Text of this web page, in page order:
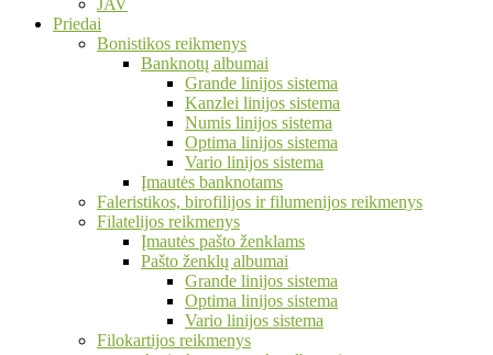
JAV
Priedai
Bonistikos reikmenys
Banknotų albumai
Grande linijos sistema
Kanzlei linijos sistema
Numis linijos sistema
Optima linijos sistema
Vario linijos sistema
Įmautės banknotams
Faleristikos, birofilijos ir filumenijos reikmenys
Filatelijos reikmenys
Įmautės pašto ženklams
Pašto ženklų albumai
Grande linijos sistema
Optima linijos sistema
Vario linijos sistema
Filokartijos reikmenys